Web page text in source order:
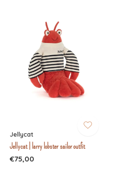
Jellycat
Jellycat | larry lobster sailor outfit
€75,00